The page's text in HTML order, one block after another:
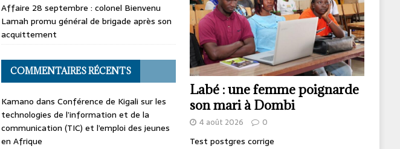
Affaire 28 septembre : colonel Bienvenu
Lamah promu général de brigade après son
acquittement
COMMENTAIRES RÉCENTS
Kamano dans Conférence de Kigali sur les
technologies de l’information et de la
communication (TIC) et l’emploi des jeunes
en Afrique
Labé : une femme poignarde
son mari à Dombi
4 août 2026 0
Test postgres corrige